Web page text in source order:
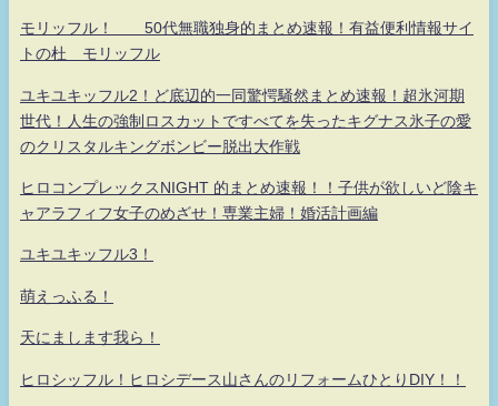
モリッフル！ 50代無職独身的まとめ速報！有益便利情報サイ
トの杜 モリッフル
ユキユキッフル2！ど底辺的一同驚愕騒然まとめ速報！超氷河期
世代！人生の強制ロスカットですべてを失ったキグナス氷子の愛
のクリスタルキングボンビー脱出大作戦
ヒロコンプレックスNIGHT 的まとめ速報！！子供が欲しいど陰キ
ャアラフィフ女子のめざせ！専業主婦！婚活計画編
ユキユキッフル3！
萌えっふる！
天にまします我ら！
ヒロシッフル！ヒロシデース山さんのリフォームひとりDIY！！